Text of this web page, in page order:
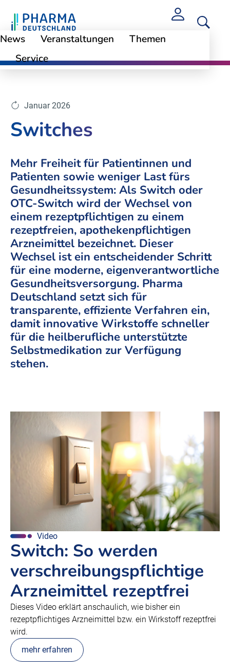
News Veranstaltungen
Themen
Service
Themen Selbstmedikation
Januar 2026
Switches
Mehr Freiheit für Patientinnen und
Patienten sowie weniger Last fürs
Gesundheitssystem: Als Switch oder
OTC-Switch wird der Wechsel von
einem rezeptpflichtigen zu einem
rezeptfreien, apothekenpflichtigen
Arzneimittel bezeichnet. Dieser
Wechsel ist ein entscheidender Schritt
für eine moderne, eigenverantwortliche
Gesundheitsversorgung. Pharma
Deutschland setzt sich für
transparente, effiziente Verfahren ein,
damit innovative Wirkstoffe schneller
für die heilberufliche unterstützte
Selbstmedikation zur Verfügung
stehen.
Video
Switch: So werden
verschreibungspflichtige
Arzneimittel rezeptfrei
Dieses Video erklärt anschaulich, wie bisher ein
rezeptpflichtiges Arzneimittel bzw. ein Wirkstoff rezeptfrei
wird.
mehr erfahren